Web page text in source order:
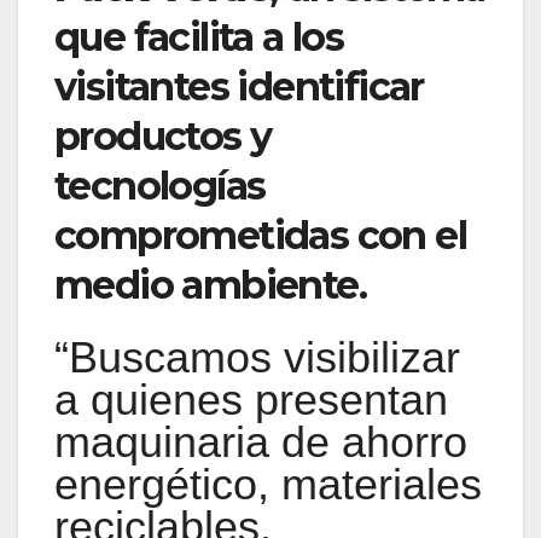
que facilita a los
visitantes identificar
productos y
tecnologías
comprometidas con el
medio ambiente.
“Buscamos visibilizar
a quienes presentan
maquinaria de ahorro
energético, materiales
reciclables,